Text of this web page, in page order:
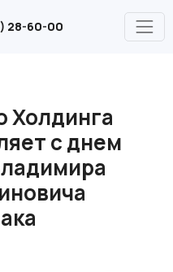
28-60-00
Холдинга
с днем